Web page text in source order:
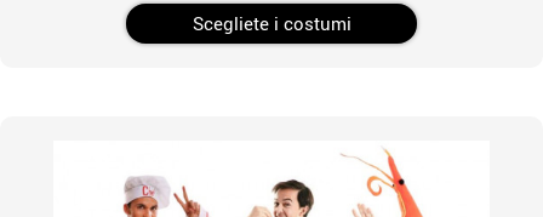
Scegliete i costumi